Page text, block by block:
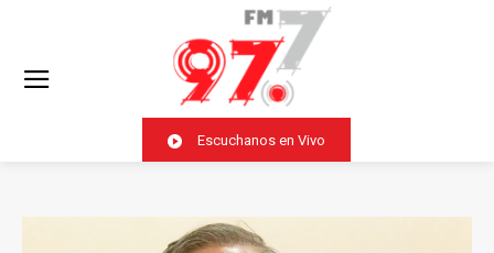
Escuchanos en Vivo